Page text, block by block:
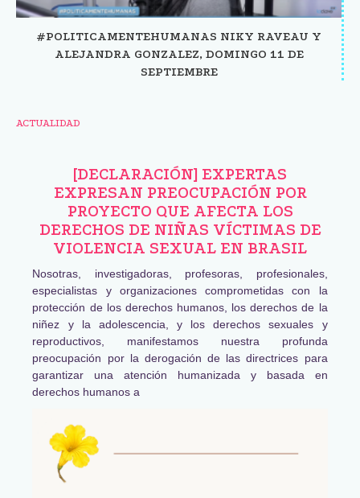
#POLITICAMENTEHUMANAS NIKY RAVEAU Y
ALEJANDRA GONZALEZ, DOMINGO 11 DE
SEPTIEMBRE
ACTUALIDAD
[DECLARACIÓN] EXPERTAS
EXPRESAN PREOCUPACIÓN POR
PROYECTO QUE AFECTA LOS
DERECHOS DE NIÑAS VÍCTIMAS DE
VIOLENCIA SEXUAL EN BRASIL
Nosotras, investigadoras, profesoras, profesionales,
especialistas y organizaciones comprometidas con la
protección de los derechos humanos, los derechos de la
niñez y la adolescencia, y los derechos sexuales y
reproductivos, manifestamos nuestra profunda
preocupación por la derogación de las directrices para
garantizar una atención humanizada y basada en
derechos humanos a